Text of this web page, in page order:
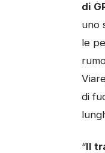
di
uno
le
di
“Il